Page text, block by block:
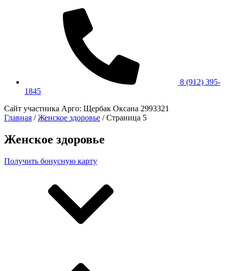
8 (912) 395-
1845
Сайт участника Арго: Щербак Оксана 2993321
Главная /Женское здоровье / Страница 5
Женское здоровье
Получить бонусную карту